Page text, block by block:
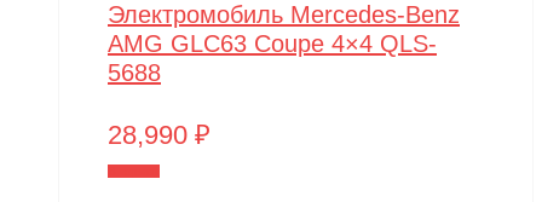
Электромобиль Mercedes-Benz
AMG GLC63 Coupe 4×4 QLS-
5688
28,990 ₽